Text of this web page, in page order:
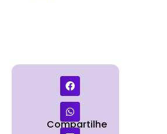
Compartilhe